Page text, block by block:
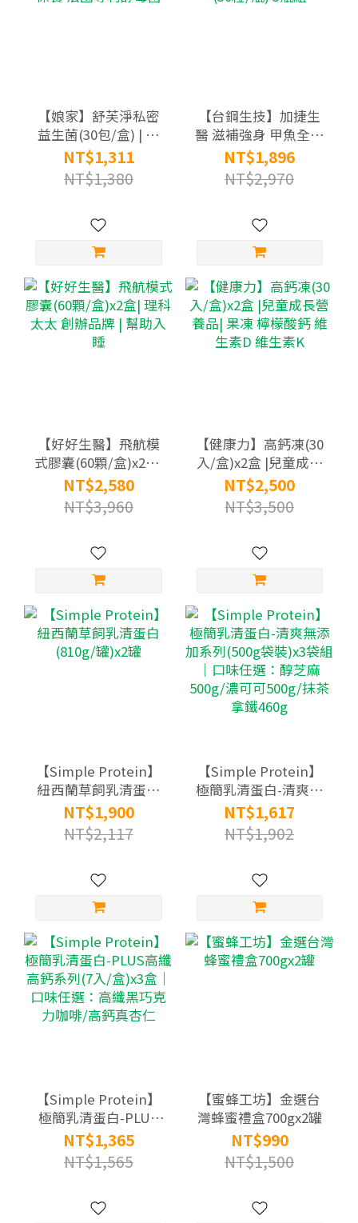
【娘家】舒芙淨私密
益生菌(30包/盒) | 女
性私密保養 法國專利
酵母菌
NT$1,311
NT$1,380
【台鋼生技】加捷生
醫 滋補強身 甲魚全沛
膠囊(30粒/瓶) 3瓶組
NT$1,896
NT$2,970
【好好生醫】飛航模
式膠囊(60顆/盒)x2盒|
理科太太 創辦品牌 |
幫助入睡
NT$2,580
NT$3,960
【健康力】高鈣凍(30
入/盒)x2盒 |兒童成長
營養品| 果凍 檸檬酸鈣
維生素D 維生素K
NT$2,500
NT$3,500
【Simple Protein】
紐西蘭草飼乳清蛋白
(810g/罐)x2罐
NT$1,900
NT$2,117
【Simple Protein】
極簡乳清蛋白-清爽無
添加系列(500g袋
裝)x3袋組｜口味任
選：醇芝麻500g/濃可
460g
NT$1,617
NT$1,902
【Simple Protein】
極簡乳清蛋白-PLUS
高纖高鈣系列(7入/
盒)x3盒｜口味任選：
高纖黑巧克力咖啡/高
NT$1,365
NT$1,565
【蜜蜂工坊】金選台
灣蜂蜜禮盒700gx2罐
NT$990
NT$1,500